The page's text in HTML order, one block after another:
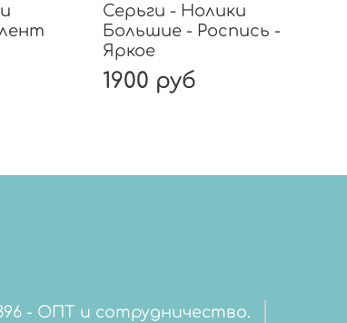
Серьги - Нолики
Большие - Роспись -
Яркое
1900 руб
- ОПТ и сотрудничество.